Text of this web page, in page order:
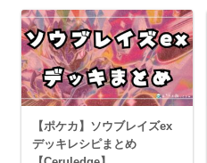
【ポケカ】ソウブレイズex
デッキレシピまとめ